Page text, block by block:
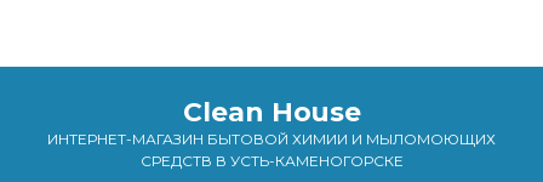
Clean House
ИНТЕРНЕТ-МАГАЗИН БЫТОВОЙ ХИМИИ И МЫЛОМОЮЩИХ
СРЕДСТВ В УСТЬ-КАМЕНОГОРСКЕ